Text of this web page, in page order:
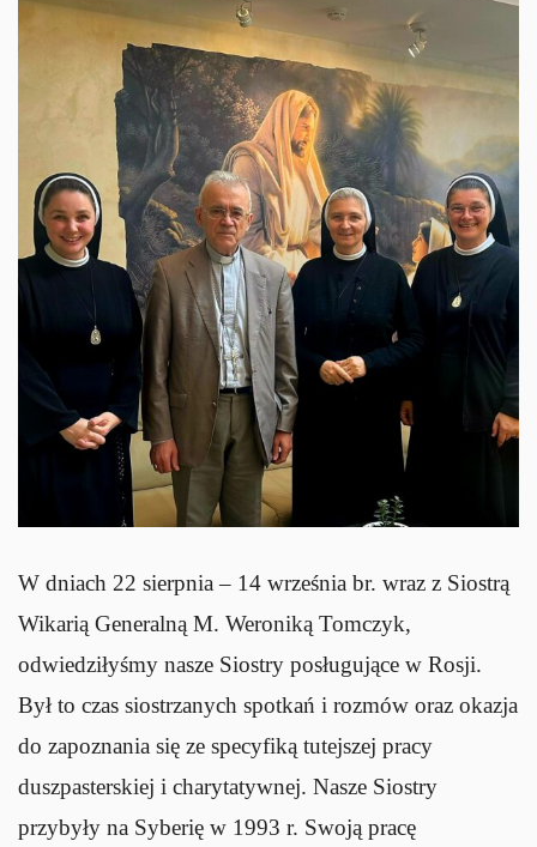
W dniach 22 sierpnia – 14 września br. wraz z Siostrą
Wikarią Generalną M. Weroniką Tomczyk,
odwiedziłyśmy nasze Siostry posługujące w Rosji.
Był to czas siostrzanych spotkań i rozmów oraz okazja
do zapoznania się ze specyfiką tutejszej pracy
duszpasterskiej i charytatywnej. Nasze Siostry
przybyły na Syberię w 1993 r. Swoją pracę